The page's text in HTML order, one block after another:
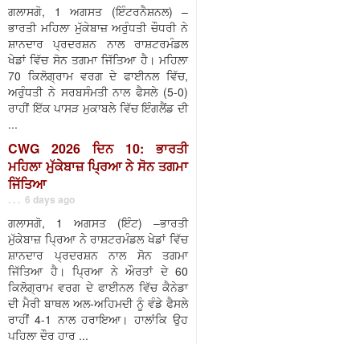
ਗਲਾਸਗੋ, 1 ਅਗਸਤ (ਇੰਟਰਨੈਸ਼ਨਲ) –
ਭਾਰਤੀ ਮਹਿਲਾ ਮੁੱਕੇਬਾਜ਼ ਅਰੁੰਧਤੀ ਚੌਧਰੀ ਨੇ
ਸ਼ਾਨਦਾਰ ਪ੍ਰਦਰਸ਼ਨ ਨਾਲ ਰਾਸ਼ਟਰਮੰਡਲ
ਖੇਡਾਂ ਵਿੱਚ ਸੋਨ ਤਗਮਾ ਜਿੱਤਿਆ ਹੈ। ਮਹਿਲਾ
70 ਕਿਲੋਗ੍ਰਾਮ ਵਰਗ ਦੇ ਫਾਈਨਲ ਵਿੱਚ,
ਅਰੁੰਧਤੀ ਨੇ ਸਰਬਸੰਮਤੀ ਨਾਲ ਫੈਸਲੇ (5-0)
ਰਾਹੀਂ ਇੱਕ ਪਾਸੜ ਮੁਕਾਬਲੇ ਵਿੱਚ ਇੰਗਲੈਂਡ ਦੀ
...
CWG 2026 ਦਿਨ 10: ਭਾਰਤੀ
ਮਹਿਲਾ ਮੁੱਕੇਬਾਜ਼ ਪ੍ਰਿਆ ਨੇ ਸੋਨ ਤਗਮਾ
ਜਿੱਤਿਆ
. . . 6 days ago
ਗਲਾਸਗੋ, 1 ਅਗਸਤ (ਇੰਟ) –ਭਾਰਤੀ
ਮੁੱਕੇਬਾਜ਼ ਪ੍ਰਿਆ ਨੇ ਰਾਸ਼ਟਰਮੰਡਲ ਖੇਡਾਂ ਵਿੱਚ
ਸ਼ਾਨਦਾਰ ਪ੍ਰਦਰਸ਼ਨ ਨਾਲ ਸੋਨ ਤਗਮਾ
ਜਿੱਤਿਆ ਹੈ। ਪ੍ਰਿਆ ਨੇ ਔਰਤਾਂ ਦੇ 60
ਕਿਲੋਗ੍ਰਾਮ ਵਰਗ ਦੇ ਫਾਈਨਲ ਵਿੱਚ ਕੈਨੇਡਾ
ਦੀ ਮੈਰੀ ਬਾਥਲ ਅਲ-ਅਹਿਮਦੀ ਨੂੰ ਵੰਡੇ ਫੈਸਲੇ
ਰਾਹੀਂ 4-1 ਨਾਲ ਹਰਾਇਆ। ਹਾਲਾਂਕਿ ਉਹ
ਪਹਿਲਾ ਦੌਰ ਹਾਰ ...